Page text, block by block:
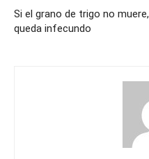
Si el grano de trigo no muere,
queda infecundo